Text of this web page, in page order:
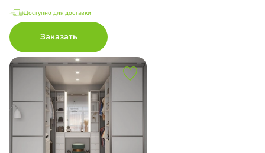
Доступно для доставки
Заказать